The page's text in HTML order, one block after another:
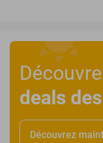
deals
Découvrez